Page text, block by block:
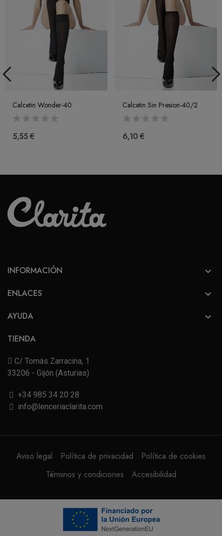
Calcetin Wonder-40
5,55 €
Calcetin Sin Presion-40/2
6,10 €
INFORMACIÓN 
ENLACES 
AYUDA 
TIENDA
C/ Tomás Zarracina, 1
33206 - Gijón (Asturias)
+34 985 34 20 28
info@lenceriaclarita.com
Aviso legal Política de privacidad
Política de cookies
Términos y condiciones
Accesibilidad